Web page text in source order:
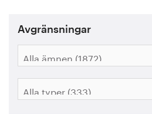
Vi tycker
Bildbank
Avgränsningar